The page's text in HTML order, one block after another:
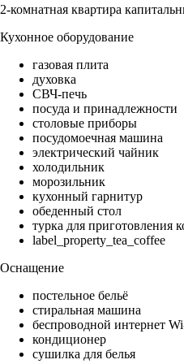
2-комнатная квартира
Кухонное оборудование
газовая плита
духовка
СВЧ-печь
посуда и принадлежности
столовые приборы
посудомоечная машина
электрический чайник
холодильник
морозильник
кухонный гарнитур
обеденный стол
турка для приготовления
label_property_tea_coffee
Оснащение
постельное бельё
стиральная машина
беспроводной интернет
кондиционер
сушилка для белья